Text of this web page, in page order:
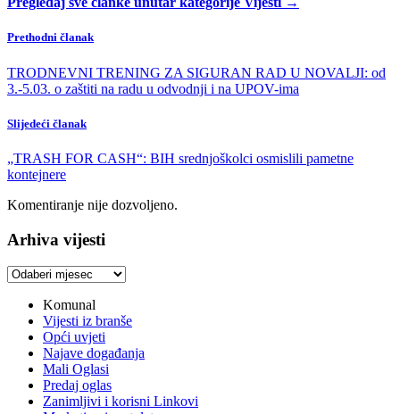
Prethodni članak
TRODNEVNI TRENING ZA SIGURAN RAD U NOVALJI: od
3.-5.03. o zaštiti na radu u odvodnji i na UPOV-ima
Slijedeći članak
„TRASH FOR CASH“: BIH srednjoškolci osmislili pametne
kontejnere
Komentiranje nije dozvoljeno.
Arhiva vijesti
Arhiva
Komunal
Vijesti iz branše
Opći uvjeti
Najave događanja
Mali Oglasi
Predaj oglas
Zanimljivi i korisni Linkovi